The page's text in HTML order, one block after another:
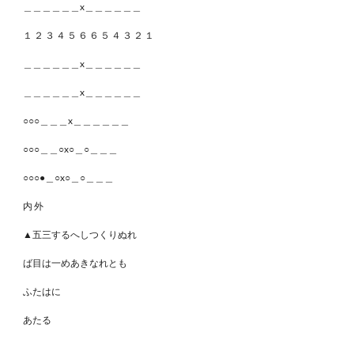
＿＿＿＿＿＿x＿＿＿＿＿＿
１ ２ ３ ４ ５ ６ ６ ５ ４ ３ ２ １
＿＿＿＿＿＿x＿＿＿＿＿＿
＿＿＿＿＿＿x＿＿＿＿＿＿
○○○＿＿＿x＿＿＿＿＿＿
○○○＿＿○x○＿○＿＿＿
○○○●＿○x○＿○＿＿＿
内 外
▲五三するへしつくりぬれ
ば目は一めあきなれとも
ふたはに
あたる